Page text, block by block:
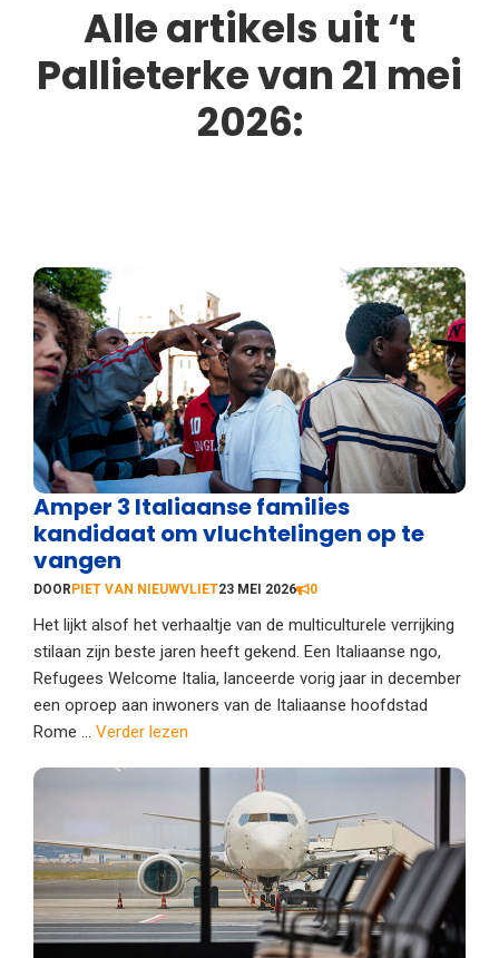
Alle artikels uit ‘t
Pallieterke van 21 mei
2026:
Amper 3 Italiaanse families
kandidaat om vluchtelingen op te
vangen
DOORPIET VAN NIEUWVLIET23 MEI 2026 0
Het lijkt alsof het verhaaltje van de multiculturele verrijking
stilaan zijn beste jaren heeft gekend. Een Italiaanse ngo,
Refugees Welcome Italia, lanceerde vorig jaar in december
een oproep aan inwoners van de Italiaanse hoofdstad
Rome ... Verder lezen